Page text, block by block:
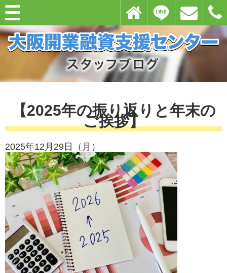
【2025年の振り返りと年末の
ご挨拶】
2025年12月29日（月）